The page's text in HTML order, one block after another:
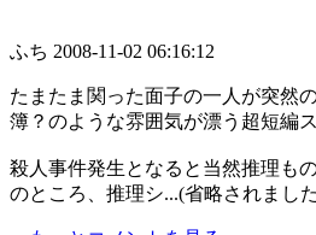
ふち 2008-11-02 06:16:12
たまたま関った面子の一人が突然
簿？のような雰囲気が漂う超短編
殺人事件発生となると当然推理も
のところ、推理シ...(省略されまし